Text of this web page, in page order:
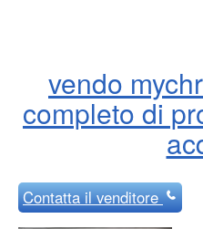
vendo
completo di
Contattail venditore